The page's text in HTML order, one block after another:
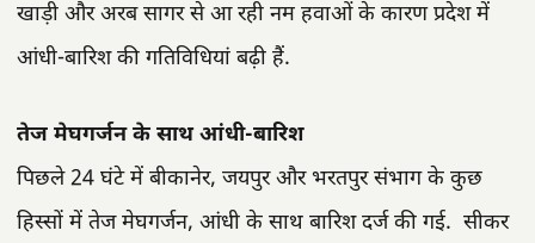
खाड़ी और अरब सागर से आ रही नम हवाओं के कारण प्रदेश में
आंधी-बारिश की गतिविधियां बढ़ी हैं.
तेज मेघगर्जन के साथ आंधी-बारिश
पिछले 24 घंटे में बीकानेर, जयपुर और भरतपुर संभाग के कुछ
हिस्सों में तेज मेघगर्जन, आंधी के साथ बारिश दर्ज की गई. सीकर